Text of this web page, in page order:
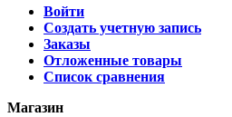
Войти
Создать учетную запись
Заказы
Отложенные товары
Список сравнения
Магазин